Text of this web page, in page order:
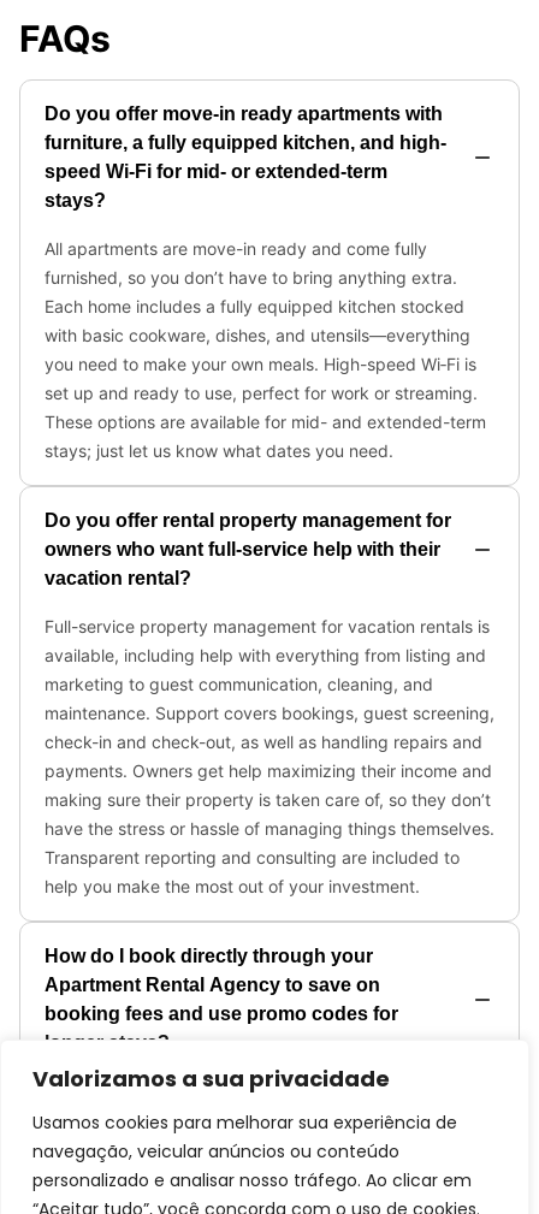
Valorizamos a sua privacidade
Usamos cookies para melhorar sua experiência de
navegação, veicular anúncios ou conteúdo
personalizado e analisar nosso tráfego. Ao clicar em
“Aceitar tudo”, você concorda com o uso de cookies.